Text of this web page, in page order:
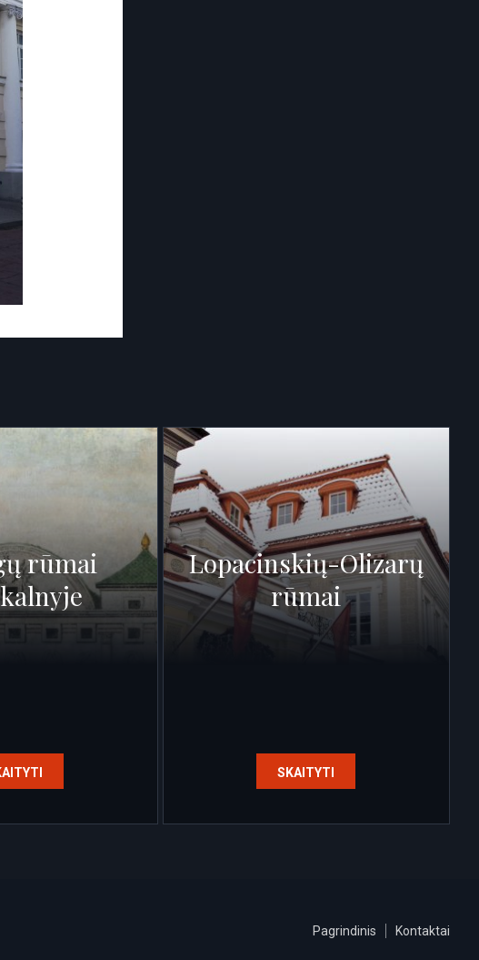
rūmai
Lopacinskių-Olizarų
rūmai
SKAITYTI
Pagrindinis
Kontaktai